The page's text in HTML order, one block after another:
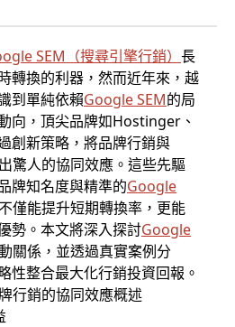
SEM （搜尋引擎行銷） 長
轉換的利器，然而近年來，越
到單純依賴Google SEM的局
向，頂尖品牌如Hostinger、
創新策略，將品牌行銷與
驚人的協同效應。這些先驅
牌知名度與精準的Google
僅能提升短期轉換率，更能
勢。本文將深入探討Google
關係，並透過真實案例分
性整合最大化行銷投資回報。
行銷的協同效應概述